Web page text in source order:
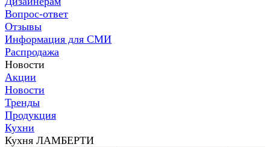
Вопрос-ответ
Отзывы
Информация для СМИ
Распродажа
Новости
Акции
Новости
Тренды
Продукция
Кухни
Кухня ЛАМБЕРТИ